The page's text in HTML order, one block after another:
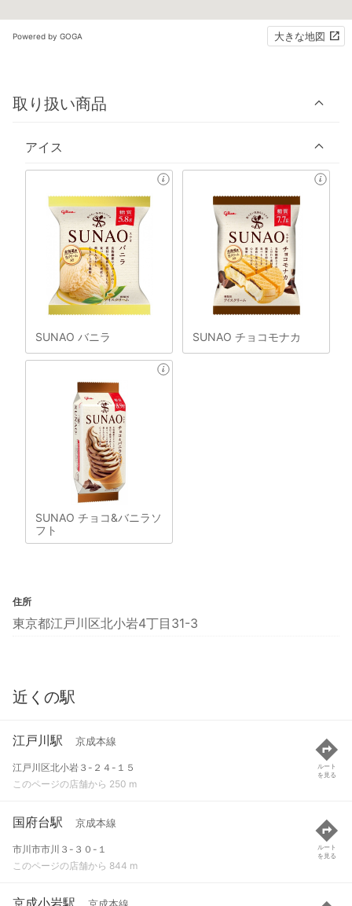
Powered by GOGA 大きな地図
取り扱い商品
アイス
SUNAO バニラ SUNAO チョコモナカ
SUNAO チョコ&バニラソ
フト
住所
東京都江戸川区北小岩4丁目31-3
近くの駅
江戸川駅 京成本線
江戸川区北小岩３-２４-１５
このページの店舗から 250 m
ルート
を見る
国府台駅 京成本線
市川市市川３-３０-１
このページの店舗から 844 m
ルート
を見る
京成小岩駅